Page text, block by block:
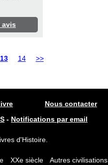
avis
13 14 >>
Nous contacter
- Notifications par email
d'Histoire.
XXe siècle Autres civilisations